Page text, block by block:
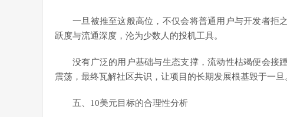
一旦被推至这般高位，不仅会将普通用户与开发者拒
跃度与流通深度，沦为少数人的投机工具。
没有广泛的用户基础与生态支撑，流动性枯竭便会接
震荡，最终瓦解社区共识，让项目的长期发展根基毁于一旦
五、10美元目标的合理性分析